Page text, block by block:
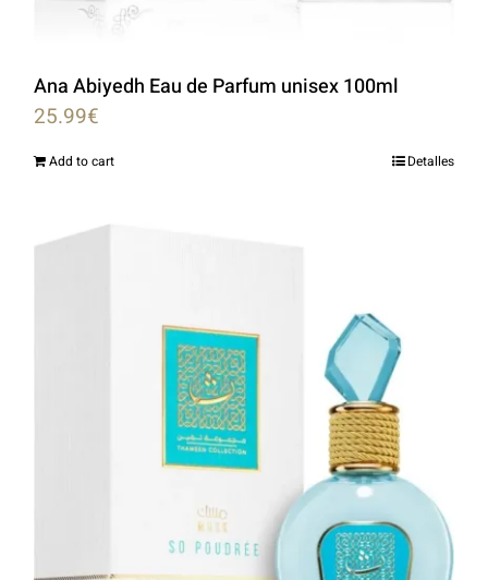
Ana Abiyedh Eau de Parfum unisex 100ml
25.99€
Add to cart Detalles